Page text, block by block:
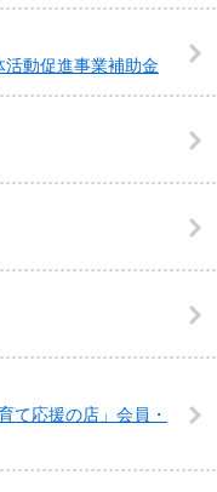
活動促進事業補助金
て応援の店」会員・